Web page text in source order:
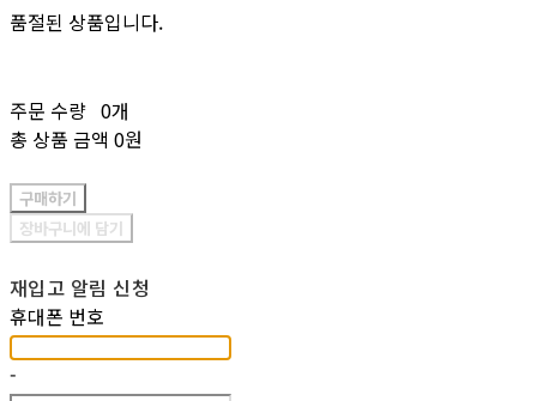
품절된 상품입니다.
주문 수량 0개
총 상품 금액 0원
구매하기
장바구니에 담기
재입고 알림 신청
휴대폰 번호
-